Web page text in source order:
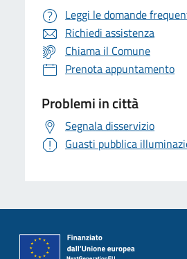
Leggi le domande
Richiedi assistenza
Chiama il Comune
Prenota appuntamento
Problemi in città
Segnala disservizio
Guasti pubblica